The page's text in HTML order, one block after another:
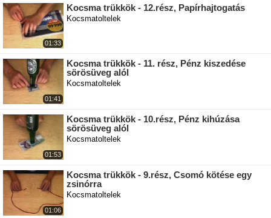
01:33
Kocsma trükkök - 12.rész, Papírhajtogatás
Kocsmatoltelek
01:41
Kocsma trükkök - 11. rész, Pénz kiszedése
sörösüveg alól
Kocsmatoltelek
01:53
Kocsma trükkök - 10.rész, Pénz kihúzása
sörösüveg alól
Kocsmatoltelek
01:06
Kocsma trükkök - 9.rész, Csomó kötése egy
zsinórra
Kocsmatoltelek